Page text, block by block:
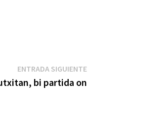
ENTRADA SIGUIENTEEntrada
siguiente:
bi partida on